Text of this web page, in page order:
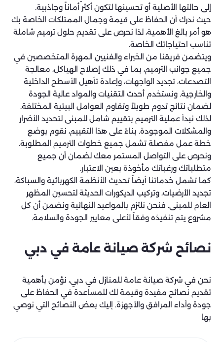
إلى حالتها الأصلية أو تحسينها لتكون أكثر أماناً وجاذبية.
حيث ندرك أن الحفاظ على قيمة وجمال الممتلكات الخاصة بك
هو أمر بالغ الأهمية، لذا نحرص على تقديم حلول ترميم شاملة
تناسب احتياجاتك الخاصة.
ويتضمن فريقنا من الخبراء والفنيين المهرة المتخصصين في
جميع جوانب الترميم، بما في ذلك إصلاح الهياكل، معالجة
التصدعات، تجديد الواجهات، وإعادة تأهيل الأسطح الداخلية
والخارجية. ونستخدم أحدث التقنيات والمواد عالية الجودة
لضمان نتائج تدوم طويلاً وتقاوم العوامل البيئية المختلفة.
لذلك نبدأ عملية الترميم بتقييم شامل للمبنى لتحديد الأضرار
والمشكلات الموجودة. بناءً على هذا التقييم، نقوم بوضع
خطة عمل مفصلة تشمل جميع خطوات الترميم المطلوبة.
ونحرص على التواصل المستمر معك لضمان أن جميع
متطلباتك ورغباتك مأخوذة بعين الاعتبار.
كما تشمل خدماتنا أيضاً تحديث الأنظمة الكهربائية والسباكة،
تجديد الأرضيات، وتركيب الديكورات الحديثة لتحسين المظهر
العام للمبنى. فنحن نلتزم بالمواعيد النهائية ونضمن أن كل
مشروع يتم تنفيذه وفقاً لأعلى معايير الجودة والسلامة.
نصائح شركة صيانة عامة في دبي
نحن في شركة صيانة عامة للمنازل في دبي، نؤمن بأهمية
تقديم نصائح مفيدة وقيمة لك للمساعدة في الحفاظ على
جودة وأداء المرافق والأجهزة. إليك بعض النصائح التي نوصي
بها